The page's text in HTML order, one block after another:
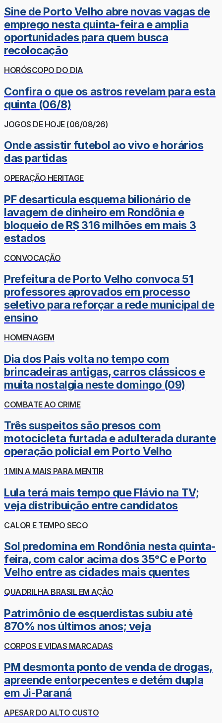
Sine de Porto Velho abre novas vagas de
emprego nesta quinta-feira e amplia
oportunidades para quem busca
recolocação
HORÓSCOPO DO DIA
Confira o que os astros revelam para esta
quinta (06/8)
JOGOS DE HOJE (06/08/26)
Onde assistir futebol ao vivo e horários
das partidas
OPERAÇÃO HERITAGE
PF desarticula esquema bilionário de
lavagem de dinheiro em Rondônia e
bloqueio de R$ 316 milhões em mais 3
estados
CONVOCAÇÃO
Prefeitura de Porto Velho convoca 51
professores aprovados em processo
seletivo para reforçar a rede municipal de
ensino
HOMENAGEM
Dia dos Pais volta no tempo com
brincadeiras antigas, carros clássicos e
muita nostalgia neste domingo (09)
COMBATE AO CRIME
Três suspeitos são presos com
motocicleta furtada e adulterada durante
operação policial em Porto Velho
1 MIN A MAIS PARA MENTIR
Lula terá mais tempo que Flávio na TV;
veja distribuição entre candidatos
CALOR E TEMPO SECO
Sol predomina em Rondônia nesta quinta-
feira, com calor acima dos 35°C e Porto
Velho entre as cidades mais quentes
QUADRILHA BRASIL EM AÇÃO
Patrimônio de esquerdistas subiu até
870% nos últimos anos; veja
CORPOS E VIDAS MARCADAS
PM desmonta ponto de venda de drogas,
apreende entorpecentes e detém dupla
em Ji-Paraná
APESAR DO ALTO CUSTO